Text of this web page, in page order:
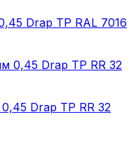
Drap ТР RAL 7016
Drap ТР RR 32